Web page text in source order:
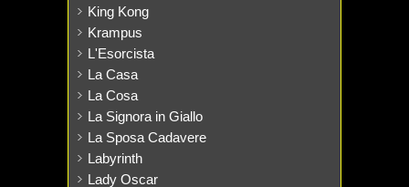
King Kong
Krampus
L'Esorcista
La Casa
La Cosa
La Signora in Giallo
La Sposa Cadavere
Labyrinth
Lady Oscar